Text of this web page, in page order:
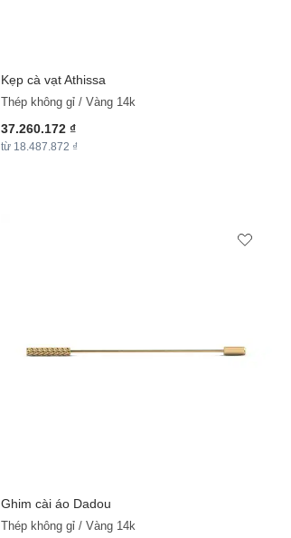
Kẹp cà vạt Athissa
Thép không gỉ / Vàng 14k
37.260.172 ₫
từ 18.487.872 ₫
Ghim cài áo Dadou
Thép không gỉ / Vàng 14k